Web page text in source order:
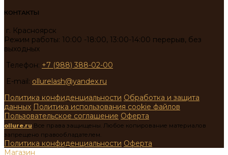
КОНТАКТЫ
г. Красноярск
Режим работы: 10:00 -18:00, 13:00-14:00 перерыв, без
выходных
Телефон: +7 (988) 388-02-00
E-mail: ollurelash@yandex.ru
Политика конфиденциальности Обработка и защита
данных Политика использования cookie файлов
Пользовательское соглашение Оферта
ollure.ru Все права защищены. Любое копирование материалов
запрещено правообладателем.
Политика конфиденциальности Оферта
Магазин